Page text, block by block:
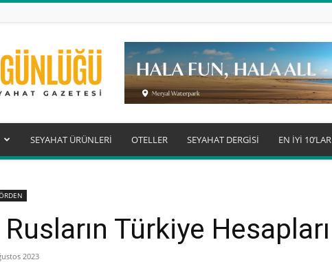
Turizm
Günlüğü
SEYAHAT ÜRÜNLERİ OTELLER SEYAHAT DERGİSİ EN İYİ 10’LAR
Türkiye Hesapları
2023